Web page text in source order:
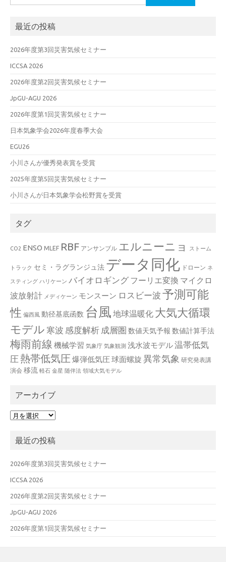
索:
最近の投稿
2026年度第3回災害気候セミナー
ICCSA 2026
2026年度第2回災害気候セミナー
JpGU-AGU 2026
2026年度第1回災害気候セミナー
日本気象学会2026年度春季大会
EGU26
小川さんが優秀発表賞を受賞
2025年度第5回災害気候セミナー
小川さんが日本気象学会松野賞を受賞
タグ
CO2 ENSO MLEF RBF アンサンブル エルニーニョ ストーム
トラック セミ・ラグランジュ法 データ同化 ドローン ネ
スティング ハリケーン バイオロギング フーリエ変換 マイクロ
波放射計 メディケーン モンスーン ロスビー波 予測可能
性 偏西風 動径基底函数 台風 地球温暖化 大気大循環
モデル 寒波 感度解析 成層圏 数値天気予報 数値計算手法
梅雨前線 機械学習 気象庁 気象観測 浅水波モデル温帯低気
圧 熱帯低気圧爆弾低気圧球面螺旋 異常気象 研究発表講
演会 移流 軽石 金星 随伴法 領域大気モデル
アーカイブ
ア
イ最近の投稿
2026年度第3回災害気候セミナー
ICCSA 2026
2026年度第2回災害気候セミナー
JpGU-AGU 2026
2026年度第1回災害気候セミナー